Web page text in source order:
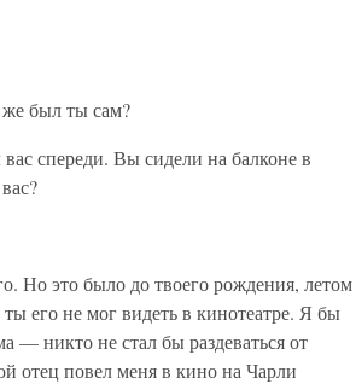
был ты сам?
спереди. Вы сидели на балконе в
Но это было до твоего рождения, летом
его не мог видеть в кинотеатре. Я бы
— никто не стал бы раздеваться от
отец повел меня в кино на Чарли